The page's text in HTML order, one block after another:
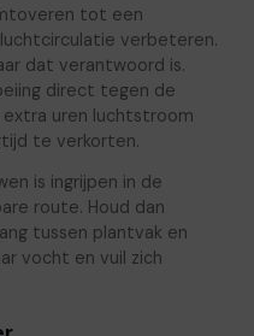
tot een
verbeteren.
dat verantwoord is.
direct tegen de
extra uren luchtstroom
te verkorten.
is ingrijpen in de
route. Houd dan
tussen plantvak en
vocht en vuil zich